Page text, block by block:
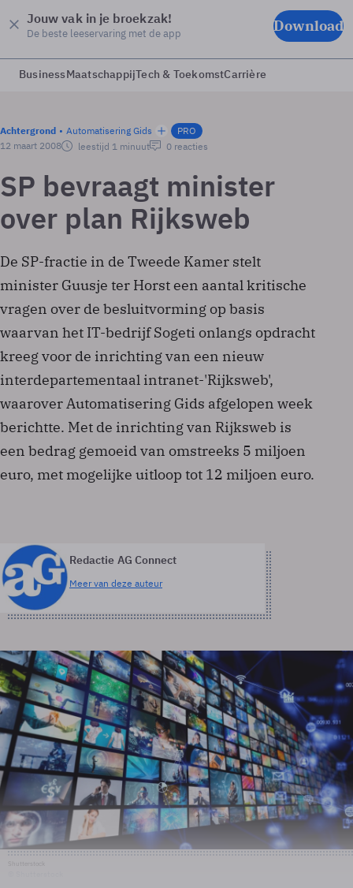
Jouw vak in je broekzak!
De beste leeservaring met de app Download
BusinessMaatschappijTech & ToekomstCarrière
Achtergrond Automatisering Gids
PRO
12 maart 2008
leestijd 1 minuut 0 reacties
SP bevraagt minister
over plan Rijksweb
De SP-fractie in de Tweede Kamer stelt
minister Guusje ter Horst een aantal kritische
vragen over de besluitvorming op basis
waarvan het IT-bedrijf Sogeti onlangs opdracht
kreeg voor de inrichting van een nieuw
interdepartementaal intranet-'Rijksweb',
waarover Automatisering Gids afgelopen week
berichtte. Met de inrichting van Rijksweb is
een bedrag gemoeid van omstreeks 5 miljoen
euro, met mogelijke uitloop tot 12 miljoen euro.
Redactie AG Connect
Meer van deze auteur